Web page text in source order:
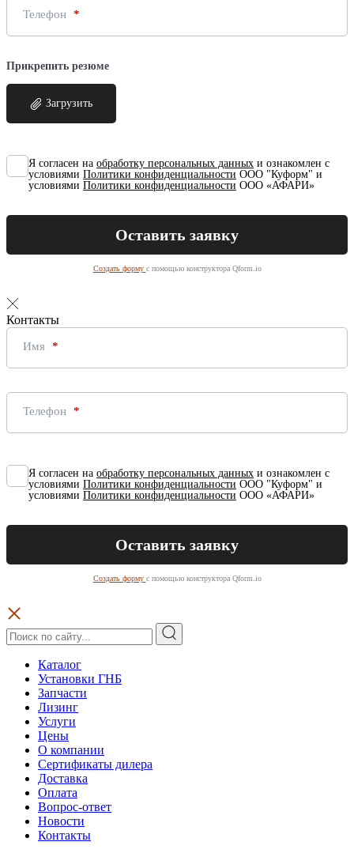
Телефон
Прикрепить резюме
Загрузить
Я согласен на обработку персональных данных и ознакомлен с
условиями Политики конфиденциальности ООО "Куформ" и
условиями Политики конфиденциальности ООО «АФАРИ»
Создать форму с помощью конструктора Qform.io
Контакты
Имя
Телефон
Я согласен на обработку персональных данных и ознакомлен с
условиями Политики конфиденциальности ООО "Куформ" и
условиями Политики конфиденциальности ООО «АФАРИ»
Создать форму с помощью конструктора Qform.io
Каталог
Установки ГНБ
Запчасти
Лизинг
Услуги
Цены
О компании
Сертификаты дилера
Доставка
Оплата
Вопрос-ответ
Новости
Контакты